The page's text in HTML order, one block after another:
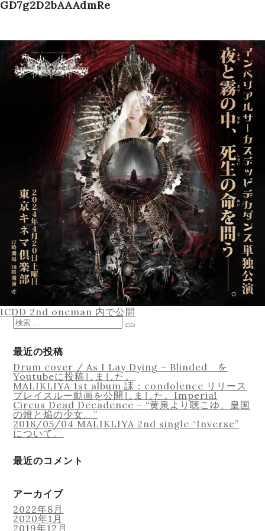
Schedule
Works
Profile
Equipment
Lesson
GD7g2D2bAAAdmRe
投
ICDD 2nd oneman 内で公開
検
索
象:
検
最近の投稿
Drum cover / As I Lay Dying – Blinded を
Youtubeに投稿しました。
MALIKLIYA 1st album 誄：condolence リリース
プレイスルー動画を公開しました。Imperial
Circus Dead Decadence – “黄泉より聴こゆ、皇国
の燈と焔の少女。”
2018/05/04 MALIKLIYA 2nd single “Inverse”
について。
最近のコメント
アーカイブ
2022年8月
2020年1月
2019年12月